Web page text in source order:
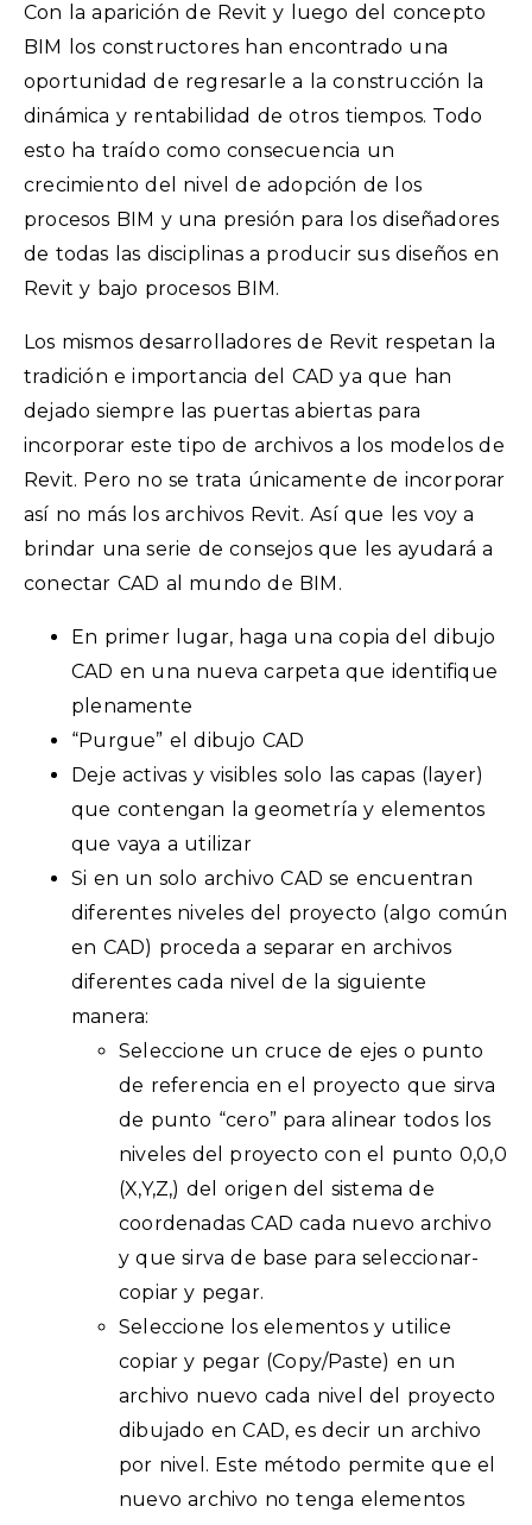
Con la aparición de Revit y luego del concepto
BIM los constructores han encontrado una
oportunidad de regresarle a la construcción la
dinámica y rentabilidad de otros tiempos. Todo
esto ha traído como consecuencia un
crecimiento del nivel de adopción de los
procesos BIM y una presión para los diseñadores
de todas las disciplinas a producir sus diseños en
Revit y bajo procesos BIM.
Los mismos desarrolladores de Revit respetan la
tradición e importancia del CAD ya que han
dejado siempre las puertas abiertas para
incorporar este tipo de archivos a los modelos de
Revit. Pero no se trata únicamente de incorporar
así no más los archivos Revit. Así que les voy a
brindar una serie de consejos que les ayudará a
conectar CAD al mundo de BIM.
En primer lugar, haga una copia del dibujo
CAD en una nueva carpeta que identifique
plenamente
“Purgue” el dibujo CAD
Deje activas y visibles solo las capas (layer)
que contengan la geometría y elementos
que vaya a utilizar
Si en un solo archivo CAD se encuentran
diferentes niveles del proyecto (algo común
en CAD) proceda a separar en archivos
diferentes cada nivel de la siguiente
manera:
Seleccione un cruce de ejes o punto
de referencia en el proyecto que sirva
de punto “cero” para alinear todos los
niveles del proyecto con el punto 0,0,0
(X,Y,Z,) del origen del sistema de
coordenadas CAD cada nuevo archivo
y que sirva de base para seleccionar-
copiar y pegar.
Seleccione los elementos y utilice
copiar y pegar (Copy/Paste) en un
archivo nuevo cada nivel del proyecto
dibujado en CAD, es decir un archivo
por nivel. Este método permite que el
nuevo archivo no tenga elementos